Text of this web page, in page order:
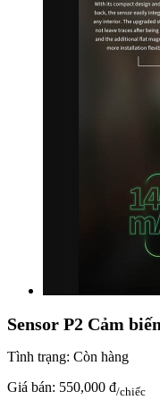
Sensor P2 Cảm
Tình trạng: Còn hàng
Giá bán: 550,000 đ/chiếc